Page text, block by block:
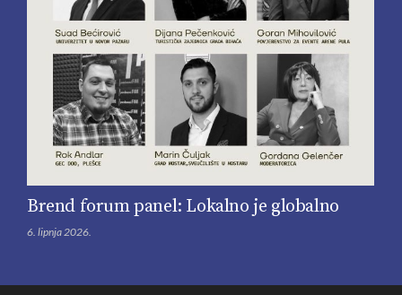
Brend forum panel: Lokalno je globalno
6. lipnja 2026.